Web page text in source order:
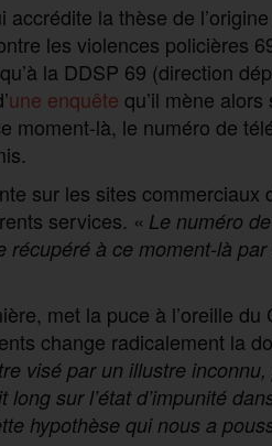
la thèse de
les violences policières
la DDSP 69 (direction
une enquête qu’il mène
moment-là, le numéro de
sur les sites commerciaux
services. « Le numéro
récupéré à ce moment-là
met la puce à l’oreille
change radicalement la
visé par un illustre inconnu,
sur l’état d’impunité
hypothèse qui nous a